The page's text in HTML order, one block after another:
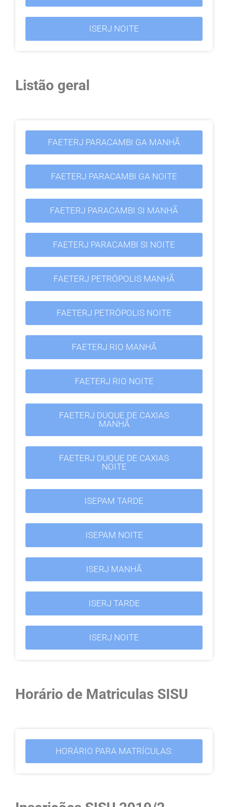
ISERJ NOITE
Listão geral
FAETERJ PARACAMBI GA MANHÃ
FAETERJ PARACAMBI GA NOITE
FAETERJ PARACAMBI SI MANHÃ
FAETERJ PARACAMBI SI NOITE
FAETERJ PETRÓPOLIS MANHÃ
FAETERJ PETRÓPOLIS NOITE
FAETERJ RIO MANHÃ
FAETERJ RIO NOITE
FAETERJ DUQUE DE CAXIAS
MANHÃ
FAETERJ DUQUE DE CAXIAS
NOITE
ISEPAM TARDE
ISEPAM NOITE
ISERJ MANHÃ
ISERJ TARDE
ISERJ NOITE
Horário de Matriculas SISU
HORÁRIO PARA MATRÍCULAS: